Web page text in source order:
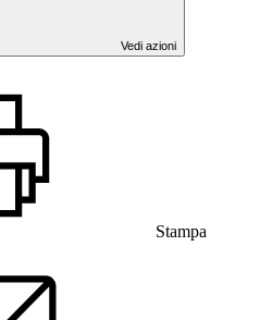
Vedi azioni
Stampa